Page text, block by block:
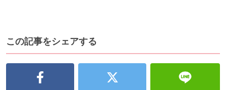
この記事をシェアする